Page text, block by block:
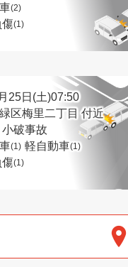
(2)
傷(1)
25日(土)07:50
区梅里二丁目 付近
破事故
(1) 軽自動車(1)
傷(1)